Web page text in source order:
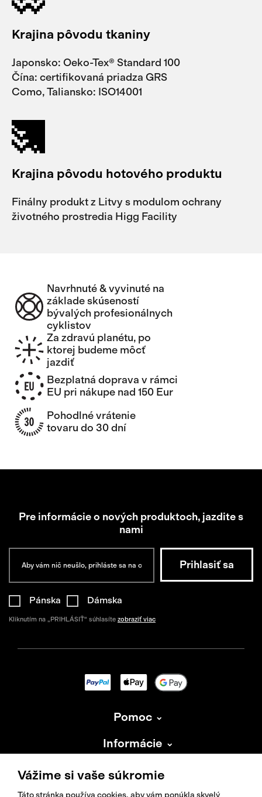
Krajina pôvodu tkaniny
Japonsko: Oeko-Tex® Standard 100
Čína: certifikovaná priadza GRS
Como, Taliansko: ISO14001
Krajina pôvodu hotového produktu
Finálny produkt z Litvy s modulom ochrany
životného prostredia Higg Facility
Navrhnuté & vyvinuté na
základe skúseností
bývalých profesionálnych
cyklistov
Za zdravú planétu, po
ktorej budeme môcť
jazdiť
Bezplatná doprava v rámci
EU pri nákupe nad 150 Eur
Pohodlné vrátenie
tovaru do 30 dní
Pre informácie o nových produktoch, jazdite s
nami
Pánska Dámska
Kliknutím na „PRIHLÁSIŤ“ súhlasíte zobraziť viac
Pomoc
Informácie
O Isadore
Vážime si vaše súkromie
Táto stránka používa cookies, aby vám ponúkla skvelý